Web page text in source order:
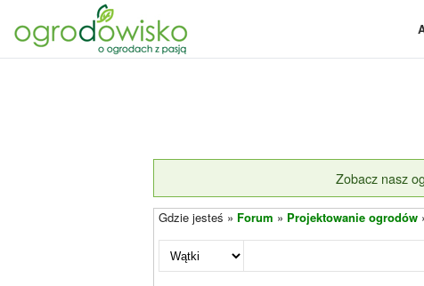
Zobacz nasz
Gdzie jesteś » Forum » Projektowanie ogrodów